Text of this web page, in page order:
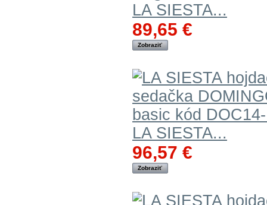
LA SIESTA...
89,65 €
Zobraziť
LA SIESTA...
96,57 €
Zobraziť